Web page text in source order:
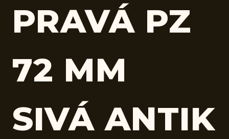
PRAVÁ PZ
72 MM
SIVÁ ANTIK